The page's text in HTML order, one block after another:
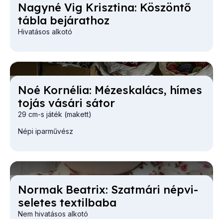
Nagy­né Vig Krisz­ti­na: Kö­szön­tő
táb­la be­já­rat­hoz
Hivatásos alkotó
Noé Kor­né­lia: Mé­zes­ka­lács, hí­mes
to­jás vá­sá­ri sá­tor
29 cm-s játék (makett)
Népi iparművész
Nor­mak Be­at­rix: Szat­má­ri nép­vi­
se­le­tes tex­til­ba­ba
Nem hivatásos alkotó